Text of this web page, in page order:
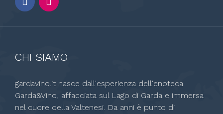
CHI SIAMO
gardavino.it nasce dall'esperienza dell'enoteca
Garda&Vino, affacciata sul Lago di Garda e immersa
nel cuore della Valtenesi. Da anni è punto di